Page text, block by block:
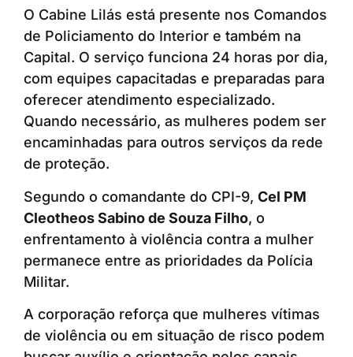
O Cabine Lilás está presente nos Comandos
de Policiamento do Interior e também na
Capital. O serviço funciona 24 horas por dia,
com equipes capacitadas e preparadas para
oferecer atendimento especializado.
Quando necessário, as mulheres podem ser
encaminhadas para outros serviços da rede
de proteção.
Segundo o comandante do CPI-9, Cel PM
Cleotheos Sabino de Souza Filho, o
enfrentamento à violência contra a mulher
permanece entre as prioridades da Polícia
Militar.
A corporação reforça que mulheres vítimas
de violência ou em situação de risco podem